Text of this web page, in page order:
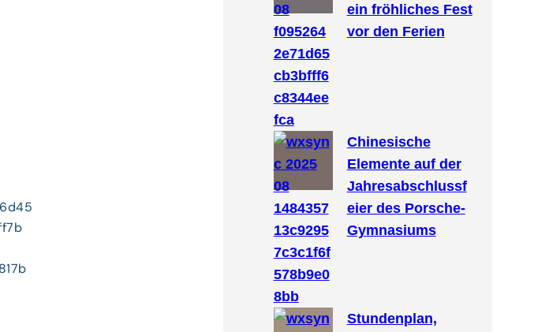
ein fröhliches Fest
vor den Ferien
Chinesische
Elemente auf der
Jahresabschlussf
eier des Porsche-
Gymnasiums
Stundenplan,